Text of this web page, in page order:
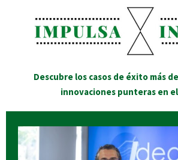
Descubre los casos de éxito más
innovaciones punteras en